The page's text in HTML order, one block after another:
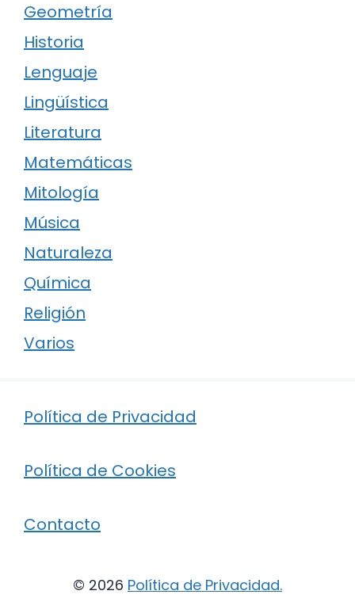
Geometría
Historia
Lenguaje
Lingüística
Literatura
Matemáticas
Mitología
Música
Naturaleza
Química
Religión
Varios
Política de Privacidad
Política de Cookies
Contacto
© 2026 Política de Privacidad.